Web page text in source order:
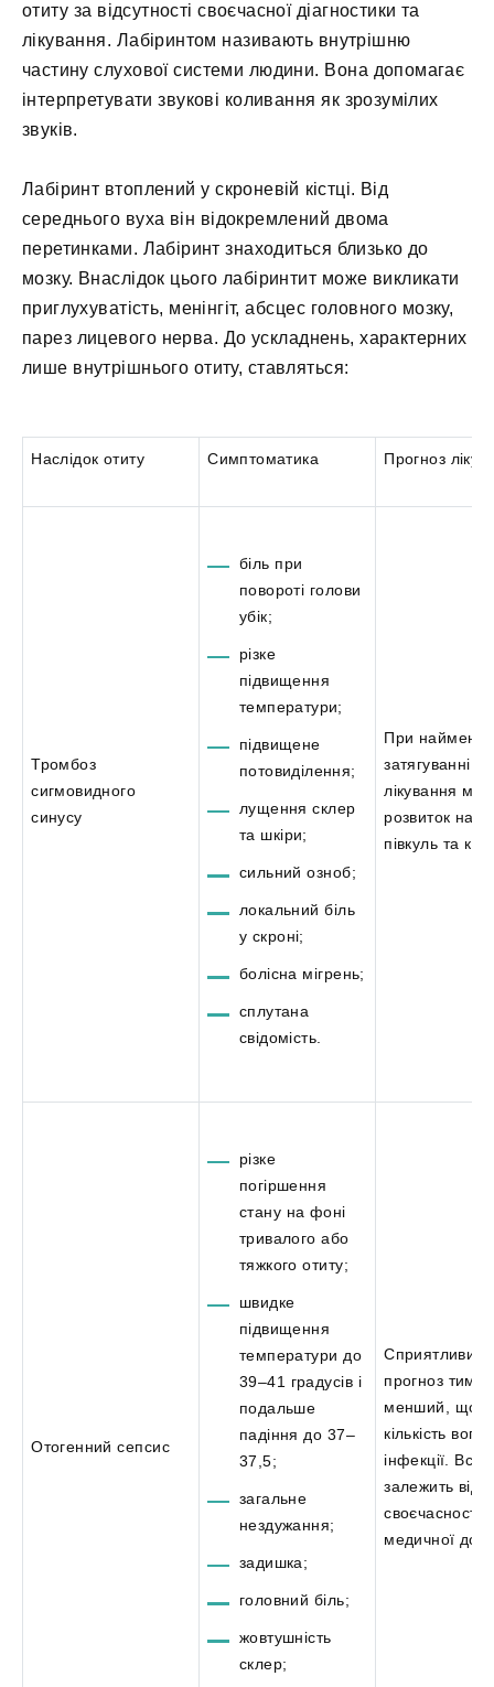
отиту за відсутності своєчасної діагностики та
лікування. Лабіринтом називають внутрішню
частину слухової системи людини. Вона допомагає
інтерпретувати звукові коливання як зрозумілих
звуків.
Лабіринт втоплений у скроневій кістці. Від
середнього вуха він відокремлений двома
перетинками. Лабіринт знаходиться близько до
мозку. Внаслідок цього лабіринтит може викликати
приглухуватість, менінгіт, абсцес головного мозку,
парез лицевого нерва. До ускладнень, характерних
лише внутрішнього отиту, ставляться:
Наслідок отиту Симптоматика Прогноз
Тромбоз
сигмовидного
синусу
біль при
повороті голови
убік;
різке
підвищення
температури;
підвищене
потовиділення;
лущення склер
та шкіри;
сильний озноб;
локальний біль
у скроні;
болісна мігрень;
сплутана
свідомість.
При
затягуванні
лікування
розвиток
півкуль та
Отогенний сепсис
різке
погіршення
стану на фоні
тривалого або
тяжкого отиту;
швидке
підвищення
температури до
39–41 градусів і
подальше
падіння до 37–
37,5;
загальне
нездужання;
задишка;
головний біль;
жовтушність
склер;
Сприятливий
прогноз тим
менший, що
кількість
інфекції. Все
залежить від
своєчасності
медичної